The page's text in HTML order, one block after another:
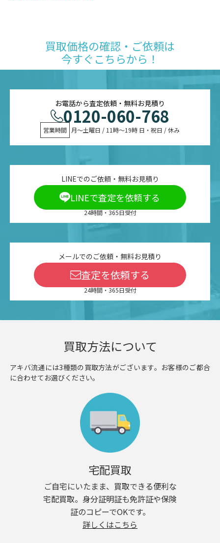
買取価格の確認・ご依頼は
今すぐこちらから！
お電話から査定依頼・無料お見積り
0120-060-768
営業時間 月〜土曜日 / 11時〜19時 日・祝日 / 休み
LINEでのご依頼・無料お見積り
LINEで査定を依頼する
24時間・365日受付
メールでのご依頼・無料お見積り
査定を依頼する
24時間・365日受付
買取方法について
アキバ流通には3種類の買取方法がございます。お客様のご都合
に合わせてお選びください。
宅配買取
ご自宅にいたまま、買取できる便利な
宅配買取。身分証明証も免許証や保険
証のコピーでOKです。
詳しくはこちら